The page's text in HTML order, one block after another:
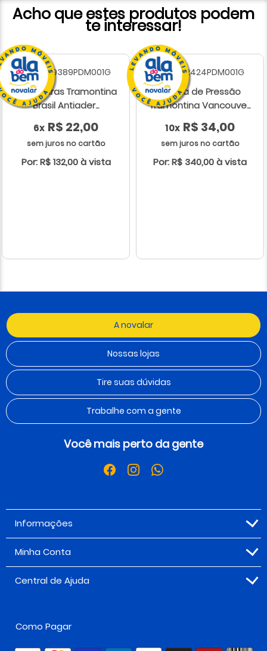
Acho que estes produtos podem
te interessar!
Assadeiras Tramontina
Brasil Antiader...
6x R$ 22,00
sem juros no cartão
Por: R$ 132,00 à vista
Panela de Pressão
Tramontina Vancouve...
10x R$ 34,00
sem juros no cartão
Por: R$ 340,00 à vista
A novalar
Nossas lojas
Tire suas dúvidas
Trabalhe com a gente
Você mais perto da gente
Informações
Minha Conta
Central de Ajuda
Como Pagar